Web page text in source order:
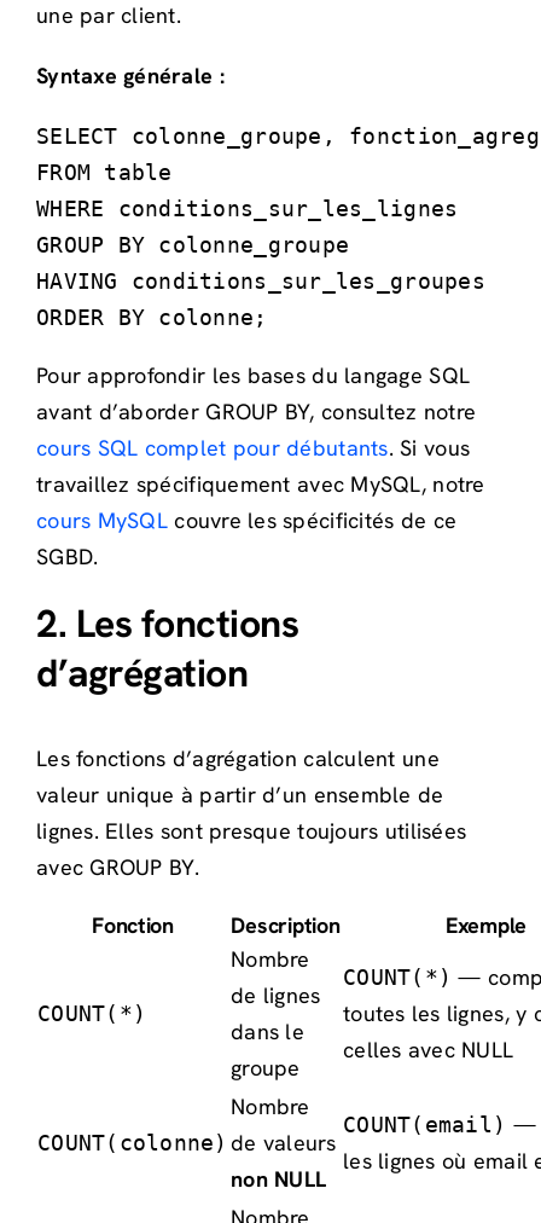
une par client.
Syntaxe générale :
SELECT colonne_groupe,
FROM table
WHERE conditions_sur_les_lignes
GROUP BY colonne_groupe
HAVING conditions_sur_les_groupes
ORDER BY colonne;
Pour approfondir les bases du langage SQL
avant d’aborder GROUP BY, consultez notre
cours SQL complet pour débutants. Si vous
travaillez spécifiquement avec MySQL, notre
cours MySQLcouvre les spécificités de ce
SGBD.
2. Les fonctions
d’agrégation
Les fonctions d’agrégation calculent une
valeur unique à partir d’un ensemble de
lignes. Elles sont presque toujours utilisées
avec GROUP BY.
Fonction Description Exemple
COUNT(*)
Nombre
de lignes
dans le
groupe
COUNT(*) —
toutes les lignes, y
celles avec NULL
COUNT(colonne)
Nombre
de valeurs
non NULL
COUNT(email) —
les lignes où email